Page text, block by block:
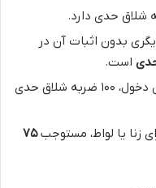
بدون اثبات آن در
است.
همجنس بازی مردان بدون دخول، ۱۰۰ ضربه شلاق حدی
زنا یا لواط، مستوجب۷۵